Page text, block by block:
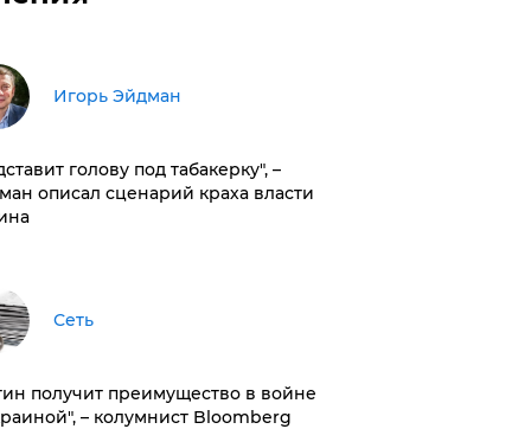
Игорь Эйдман
голову под табакерку", –
описал сценарий краха власти
Сеть
получит преимущество в войне
– колумнист Bloomberg